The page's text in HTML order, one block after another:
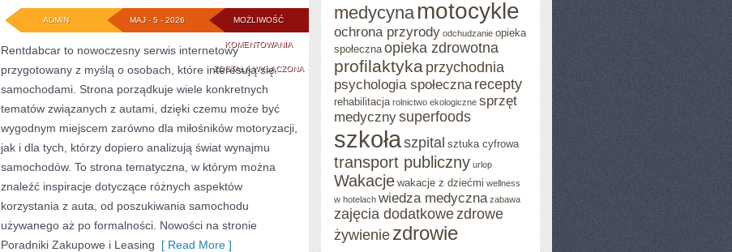
MOŻLIWOŚĆ
KOMENTOWANIASAMOCHODY
UŻYWANE
ZOSTAŁA WYŁĄCZONA
MAJ - 5 - 2026
ADMIN
Rentdabcar to nowoczesny serwis internetowy
przygotowany z myślą o osobach, które interesują się
samochodami. Strona porządkuje wiele konkretnych
tematów związanych z autami, dzięki czemu może być
wygodnym miejscem zarówno dla miłośników motoryzacji,
jak i dla tych, którzy dopiero analizują świat wynajmu
samochodów. To strona tematyczna, w którym można
znaleźć inspiracje dotyczące różnych aspektów
korzystania z auta, od poszukiwania samochodu
używanego aż po formalności. Nowości na stronie
Poradniki Zakupowe i Leasing [ Read More ]
medycyna motocykle
ochrona przyrody odchudzanie opieka
społeczna opieka zdrowotna
profilaktyka przychodnia
psychologia społeczna recepty
rehabilitacja rolnictwo ekologiczne sprzęt
medycznysuperfoods
szkołaszpital sztuka cyfrowa
transport publiczny urlop
Wakacje wakacje z dziećmi wellness
w hotelach wiedza medyczna zabawa
zajęcia dodatkowezdrowe
żywienie zdrowie